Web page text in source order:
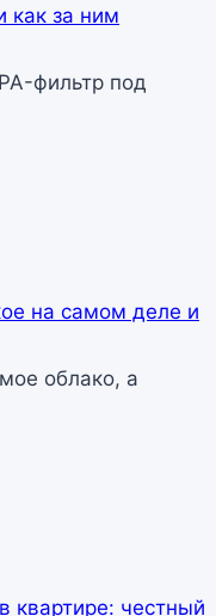
как за ним
фильтр под
на самом деле и
облако, а
квартире: честный